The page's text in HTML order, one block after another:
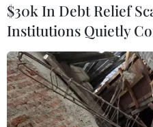
Một điểm du lịch đóng cửa
Mexico ngày 1/4/
$30k In Debt Relief
Institutions Quietly